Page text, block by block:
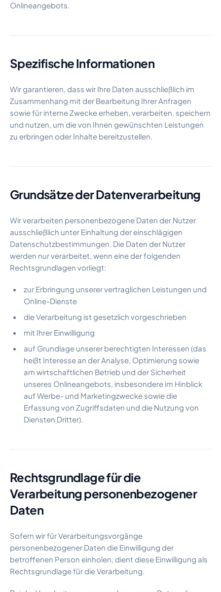
Onlineangebots.
Spezifische Informationen
Wir garantieren, dass wir Ihre Daten ausschließlich im
Zusammenhang mit der Bearbeitung Ihrer Anfragen
sowie für interne Zwecke erheben, verarbeiten, speichern
und nutzen, um die von Ihnen gewünschten Leistungen
zu erbringen oder Inhalte bereitzustellen.
Grundsätze der Datenverarbeitung
Wir verarbeiten personenbezogene Daten der Nutzer
ausschließlich unter Einhaltung der einschlägigen
Datenschutzbestimmungen. Die Daten der Nutzer
werden nur verarbeitet, wenn eine der folgenden
Rechtsgrundlagen vorliegt:
zur Erbringung unserer vertraglichen Leistungen und
Online-Dienste
die Verarbeitung ist gesetzlich vorgeschrieben
mit Ihrer Einwilligung
auf Grundlage unserer berechtigten Interessen (das
heißt Interesse an der Analyse, Optimierung sowie
am wirtschaftlichen Betrieb und der Sicherheit
unseres Onlineangebots, insbesondere im Hinblick
auf Werbe- und Marketingzwecke sowie die
Erfassung von Zugriffsdaten und die Nutzung von
Diensten Dritter).
Rechtsgrundlage für die
Verarbeitung personenbezogener
Daten
Sofern wir für Verarbeitungsvorgänge
personenbezogener Daten die Einwilligung der
betroffenen Person einholen, dient diese Einwilligung als
Rechtsgrundlage für die Verarbeitung.